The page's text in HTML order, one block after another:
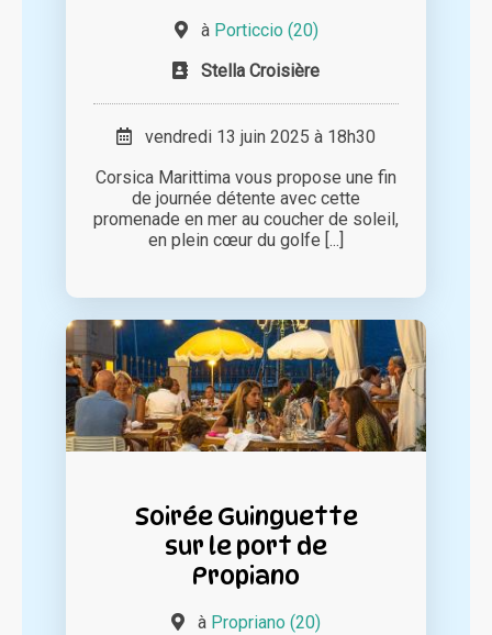
à Porticcio (20)
Stella Croisière
vendredi 13 juin 2025 à 18h30
Corsica Marittima vous propose une fin
de journée détente avec cette
promenade en mer au coucher de soleil,
en plein cœur du golfe [...]
Soirée Guinguette
sur le port de
Propiano
à Propriano (20)